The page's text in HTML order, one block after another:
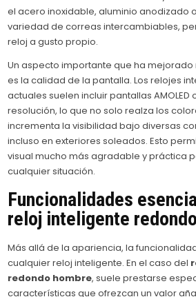
el acero inoxidable, aluminio anodizado
variedad de correas intercambiables,
reloj a gusto propio.
Un aspecto importante que ha
es la calidad de la pantalla. Los relojes
actuales suelen incluir pantallas AMOLED
resolución, lo que no solo realza los
incrementa la visibilidad bajo diversas
incluso en exteriores soleados. Esto
visual mucho más agradable y práctica
cualquier situación.
Funcionalidades
reloj inteligente
Más allá de la apariencia, la
cualquier reloj inteligente. En el caso del
redondo hombre, suele prestarse
características que ofrezcan un valor